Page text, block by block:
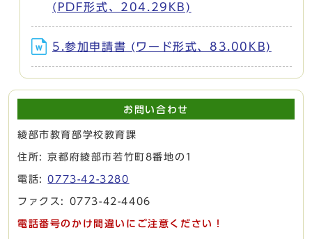
(PDF形式、204.29KB)
5.参加申請書 (ワード形式、83.00KB)
お問い合わせ
綾部市教育部学校教育課
住所: 京都府綾部市若竹町8番地の1
電話:0773-42-3280
ファクス: 0773-42-4406
電話番号のかけ間違いにご注意ください！